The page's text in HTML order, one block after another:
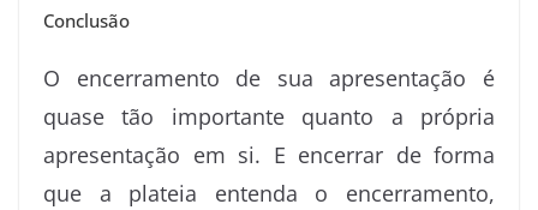
Conclusão
O encerramento de sua apresentação é
quase tão importante quanto a própria
apresentação em si. E encerrar de forma
que a plateia entenda o encerramento,